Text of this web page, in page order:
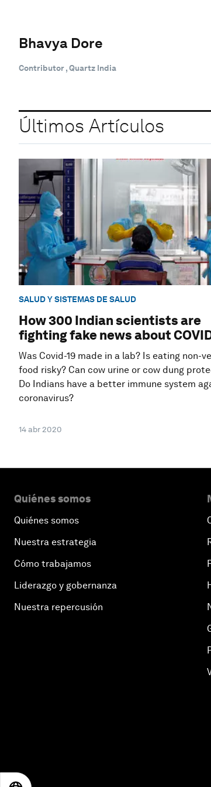
Bhavya Dore
Contributor , Quartz India
Últimos Artículos
SALUD Y SISTEMAS DE SALUD
How 300 Indian scientists are
fighting fake news about
Was Covid-19 made in a lab? Is eating non-
food risky? Can cow urine or cow dung
Do Indians have a better immune system
coronavirus?
14 abr 2020
Quiénes somos
Quiénes somos
Nuestra estrategia
Cómo trabajamos
Liderazgo y gobernanza
Nuestra repercusión